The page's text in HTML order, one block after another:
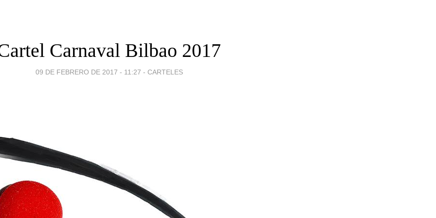
Carnaval Bilbao 2017
09 DE FEBRERO DE 2017 - 11:27 - CARTELES